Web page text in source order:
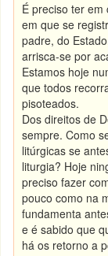
É preciso ter
em que se
padre, do
arrisca-se por
Estamos hoje
que todos
pisoteados.
Dos direitos de
sempre. Como
litúrgicas se
liturgia? Hoje
preciso fazer
pouco como na
fundamenta
e é sabido que
há os retorno a